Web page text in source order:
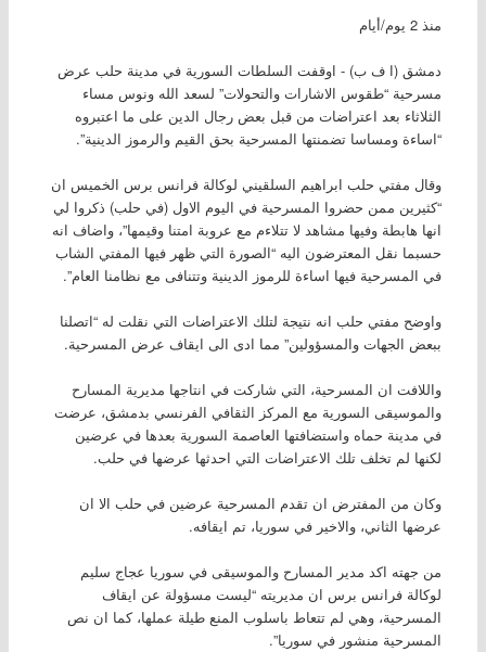
منذ 2 يوم/أيام
دمشق (ا ف ب) - اوقفت السلطات السورية في مدينة حلب عرض
مسرحية “طقوس الاشارات والتحولات” لسعد الله ونوس مساء
الثلاثاء بعد اعتراضات من قبل بعض رجال الدين على ما اعتبروه
“اساءة ومساسا تضمنتها المسرحية بحق القيم والرموز الدينية”.
وقال مفتي حلب ابراهيم السلقيني لوكالة فرانس برس الخميس ان
“كثيرين ممن حضروا المسرحية في اليوم الاول (في حلب) ذكروا لي
انها هابطة وفيها مشاهد لا تتلاءم مع عروبة امتنا وقيمها”، واضاف انه
حسبما نقل المعترضون اليه “الصورة التي ظهر فيها المفتي الشاب
في المسرحية فيها اساءة للرموز الدينية وتتنافى مع نظامنا العام”.
واوضح مفتي حلب انه نتيجة لتلك الاعتراضات التي نقلت له “اتصلنا
ببعض الجهات والمسؤولين” مما ادى الى ايقاف عرض المسرحية.
واللافت ان المسرحية، التي شاركت في انتاجها مديرية المسارح
والموسيقى السورية مع المركز الثقافي الفرنسي بدمشق، عرضت
في مدينة حماه واستضافتها العاصمة السورية بعدها في عرضين
لكنها لم تخلف تلك الاعتراضات التي احدثها عرضها في حلب.
وكان من المفترض ان تقدم المسرحية عرضين في حلب الا ان
عرضها الثاني، والاخير في سوريا، تم ايقافه.
من جهته اكد مدير المسارح والموسيقى في سوريا عجاج سليم
لوكالة فرانس برس ان مديريته “ليست مسؤولة عن ايقاف
المسرحية، وهي لم تتعاط باسلوب المنع طيلة عملها، كما ان نص
المسرحية منشور في سوريا”.